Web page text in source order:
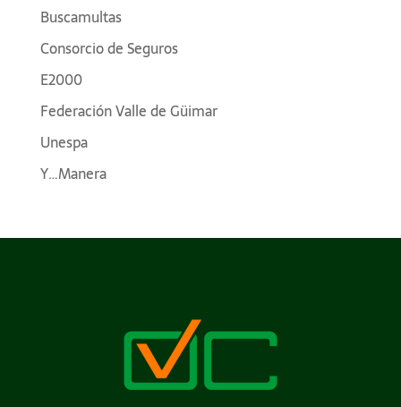
Buscamultas
Consorcio de Seguros
E2000
Federación Valle de Güimar
Unespa
Y…Manera